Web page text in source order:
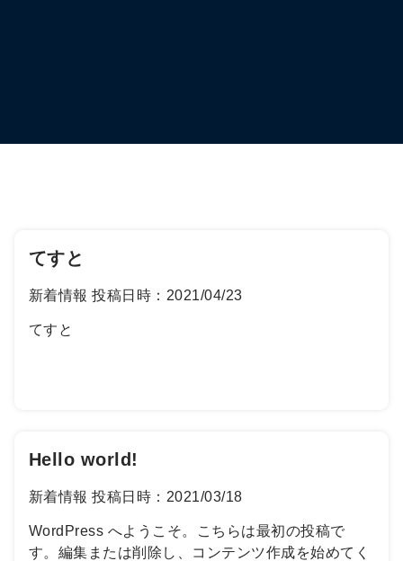
てすと
新着情報 投稿日時：2021/04/23
てすと
Hello world!
新着情報 投稿日時：2021/03/18
WordPress へようこそ。こちらは最初の投稿で
す。編集または削除し、コンテンツ作成を始めてく